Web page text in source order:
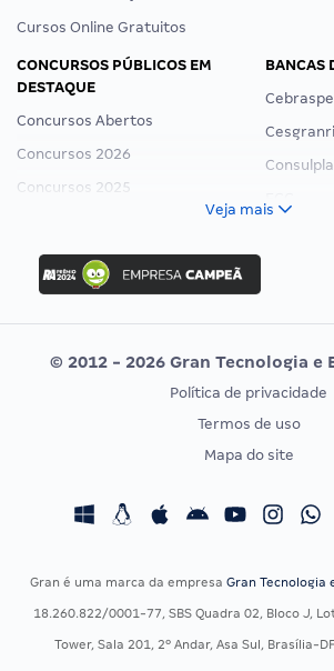
Cursos Online Gratuitos
CONCURSOS PÚBLICOS EM
DESTAQUE
Concursos Abertos
Concursos 2026
Concursos 2025
Concurso Ibama
Concurso MPU
Editais publicados
BANCAS
Cebraspe
Vunesp
CONCURSOS POR PROFISSÃO
Concursos Fiscais
Concursos Saúde
EXAME
Veja mais
© 2012 - 2026 Gran Tecnologia e
Política de privacidade
Termos de uso
Mapa do site
Gran é uma marca da empresa Gran Tecnologia
18.260.822/0001-77, SBS Quadra 02, Bloco J,
Tower, Sala 201, 2º Andar, Asa Sul, Brasília-